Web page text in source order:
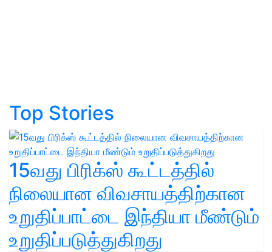
Top Stories
15வது பிரிக்ஸ் கூட்டத்தில்
நிலையான விவசாயத்திற்கான
உறுதிப்பாட்டை இந்தியா மீண்டும்
உறுதிப்படுத்துகிறது